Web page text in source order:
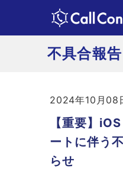
不具合報告
2024年10月08
【重要】
ートに伴う
らせ